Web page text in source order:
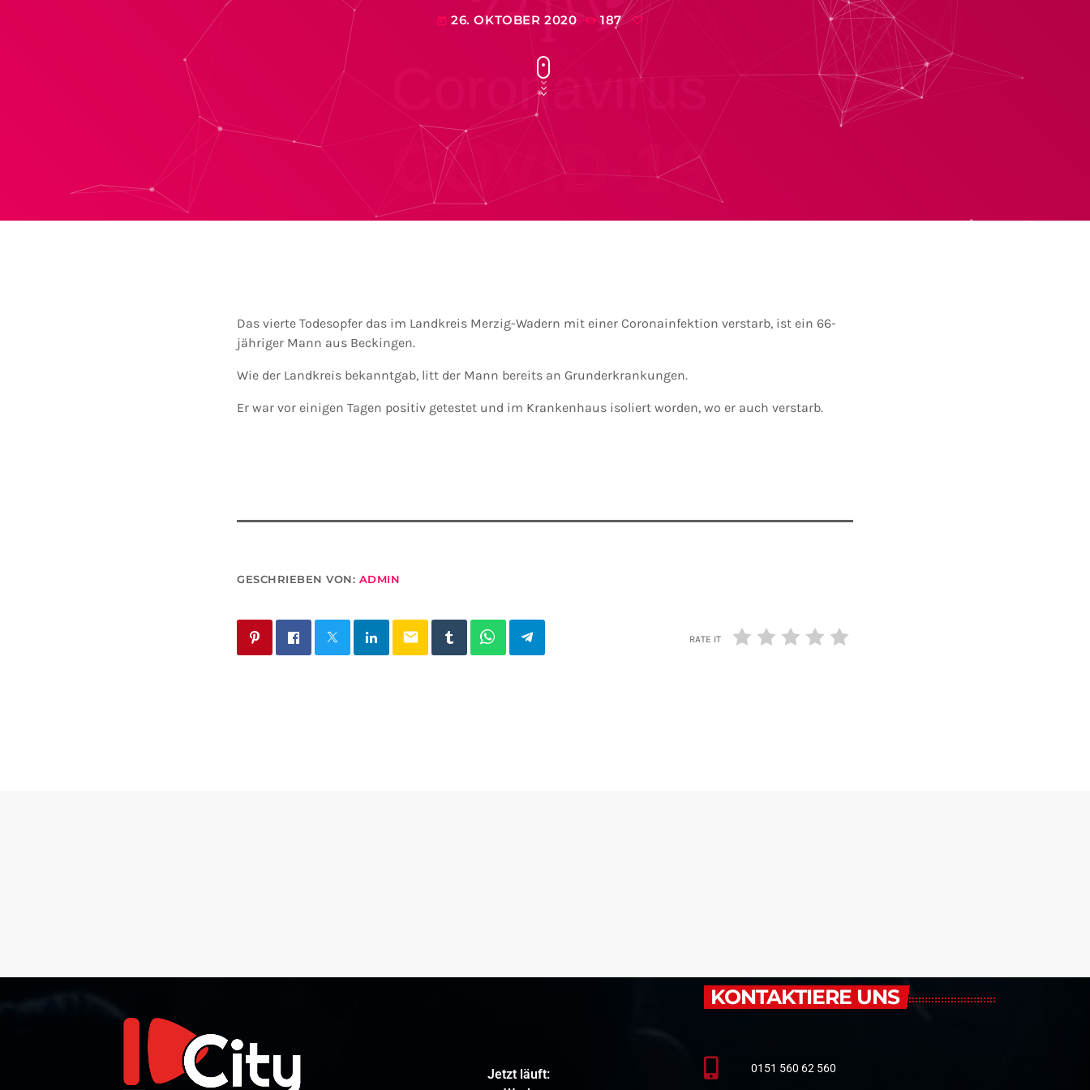
today 26. OKTOBER 2020 187
Das vierte Todesopfer das im Landkreis Merzig-Wadern mit einer Coronainfektion verstarb, ist ein 66-
jähriger Mann aus Beckingen.
Wie der Landkreis bekanntgab, litt der Mann bereits an Grunderkrankungen.
Er war vor einigen Tagen positiv getestet und im Krankenhaus isoliert worden, wo er auch verstarb.
GESCHRIEBEN VON: ADMIN
email RATE IT
Jetzt läuft:
KONTAKTIERE UNS
0151 560 62 560